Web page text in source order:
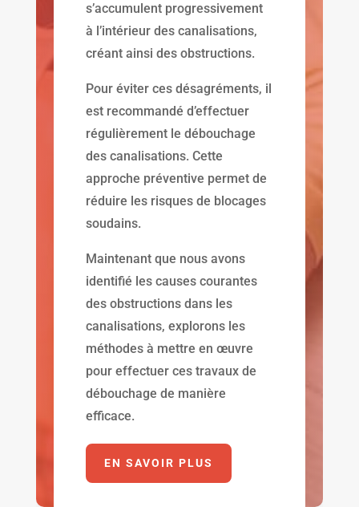
s’accumulent progressivement
à l’intérieur des canalisations,
créant ainsi des obstructions.
Pour éviter ces désagréments, il
est recommandé d’effectuer
régulièrement le débouchage
des canalisations. Cette
approche préventive permet de
réduire les risques de blocages
soudains.
Maintenant que nous avons
identifié les causes courantes
des obstructions dans les
canalisations, explorons les
méthodes à mettre en œuvre
pour effectuer ces travaux de
débouchage de manière
efficace.
EN SAVOIR PLUS